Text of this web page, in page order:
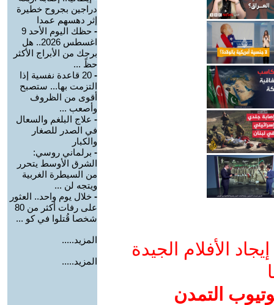
الأفلام الجيدة
التمدن
دراجين بجروح خطيرة
إثر دهسهم عمدا
-
حظك اليوم الأحد 9
اغسطس 2026.. هل
برجك من الأبراج الأكثر
حظً ...
-
20 قاعدة نفسية إذا
التزمت بها... ستصبح
أقوى من الظروف
وأصعب ...
- علاج البلغم والسعال
في الصدر للصغار
والكبار
- برلماني روسي:
الشرق الأوسط يتحرر
من السيطرة الغربية
ويتجه لن ...
- خلال يوم واحد.. العثور
على رفات أكثر من 80
شخصا قُتلوا في كو ...
المزيد.....
المزيد.....